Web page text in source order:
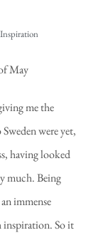
Inspiration
me the
were yet,
having looked
much. Being
immense
inspiration. So it